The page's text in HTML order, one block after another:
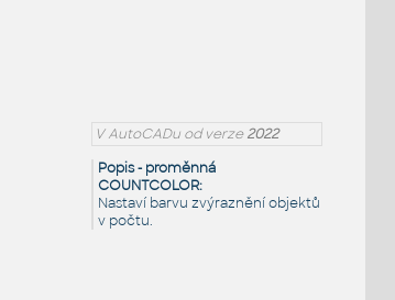
V AutoCADu od verze2022
Popis - proměnná
COUNTCOLOR:
Nastaví barvu zvýraznění objektů
v počtu.